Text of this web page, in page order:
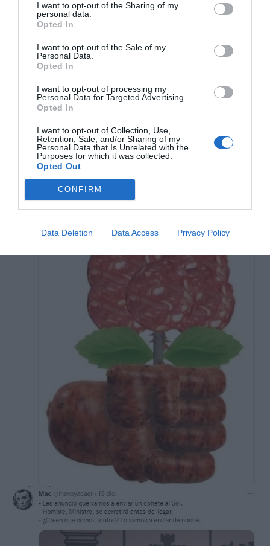
I want to opt-out of the Sharing of my
personal data.
Opted In
I want to opt-out of the Sale of my
Personal Data.
Opted In
I want to opt-out of processing my
Personal Data for Targeted Advertising.
Opted In
I want to opt-out of Collection, Use,
Retention, Sale, and/or Sharing of my
Personal Data that Is Unrelated with the
Purposes for which it was collected.
Opted Out
CONFIRM
Data Deletion Data Access Privacy Policy